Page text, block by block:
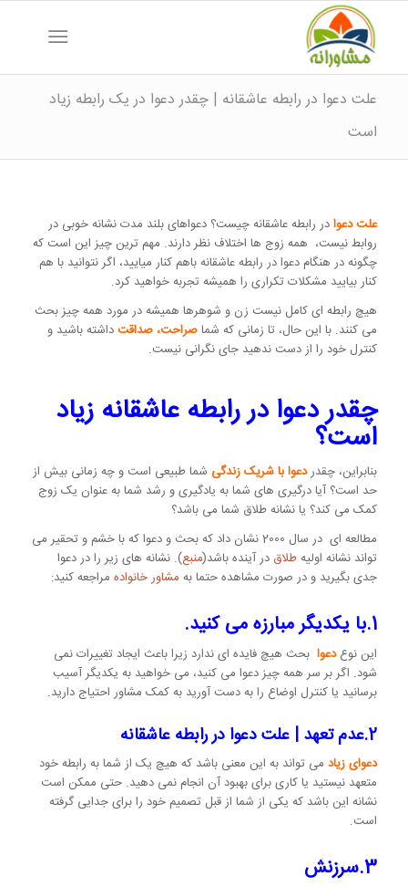
علت دعوا در رابطه عاشقانه | چقدر دعوا در یک رابطه زیاد
است
علت دعوادر رابطه عاشقانه چیست؟ دعوا‌های بلند مدت نشانه خوبی در
روابط نیست، همه زوج ها اختلاف نظر دارند. مهم ترین چیز این است که
چگونه در هنگام دعوا در رابطه عاشقانه باهم کنار میایید، اگر نتوانید با هم
کنار بیایید مشکلات تکراری را همیشه تجربه خواهید کرد.
هیچ رابطه ای کامل نیست زن و شوهرها همیشه در مورد همه چیز بحث
می کنند. با این حال، تا زمانی که شماصراحت، صداقت داشته باشید و
کنترل خود را از دست ندهید جای نگرانی نیست.
چقدر دعوا در رابطه عاشقانه زیاد
است؟
بنابراین، چقدردعوا با شریک زندگی شما طبیعی است و چه زمانی بیش از
حد است؟ آیا درگیری های شما به یادگیری و رشد شما به عنوان یک زوج
کمک می کند؟ یا نشانه طلاق شما می باشد؟
مطالعه ای در سال 2000 نشان داد که بحث و دعوا که با خشم و تحقیر می
تواند نشانه اولیهطلاق در آینده باشد(منبع). نشانه های زیر را در دعوا
جدی بگیرید و در صورت مشاهده حتما به مشاور خانوادهمراجعه کنید:
1.با یکدیگر مبارزه می کنید.
این نوعدعوا بحث هیچ فایده ای ندارد زیرا باعث ایجاد تغییرات نمی
شود. اگر بر سر همه چیز دعوا می کنید، می خواهید به یکدیگر آسیب
برسانید یا کنترل اوضاع را به دست آورید به کمک مشاور احتیاج دارید.
2.عدم تعهد | علت دعوا در رابطه عاشقانه
دعوای زیاد می تواند به این معنی باشد که هیچ یک از شما به رابطه خود
متعهد نیستید یا کاری برای بهبود آن انجام نمی دهید. حتی ممکن است
نشانه این باشد که یکی از شما از قبل تصمیم خود را برای جدایی گرفته
است.
3.سرزنش